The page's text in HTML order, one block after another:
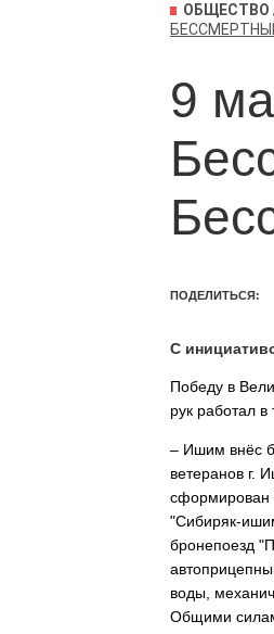
ОБЩЕСТВО
9
ПОДЕЛИТЬСЯ:
С
Победу в
рук работал
– Ишим внёс
вете­ранов г.
сформирован
"Сибиряк-
бронепоезд
воды,
Об­щими